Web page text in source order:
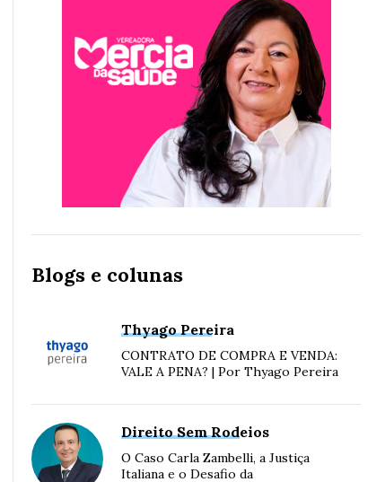
Blogs e colunas
Thyago Pereira
CONTRATO DE COMPRA E VENDA:
VALE A PENA? | Por Thyago Pereira
Direito Sem Rodeios
O Caso Carla Zambelli, a Justiça
Italiana e o Desafio da